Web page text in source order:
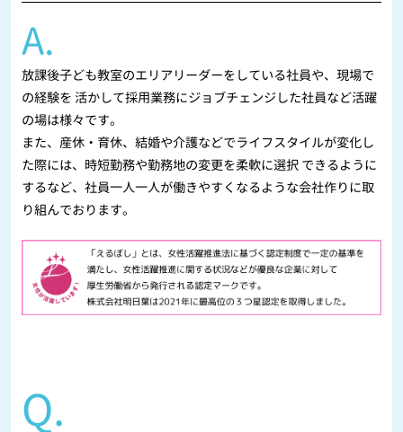
A.
放課後子ども教室のエリアリーダーをしている社員や、現場で
の経験を 活かして採用業務にジョブチェンジした社員など活躍
の場は様々です。
また、産休・育休、結婚や介護などでライフスタイルが変化し
た際には、時短勤務や勤務地の変更を柔軟に選択 できるように
するなど、社員一人一人が働きやすくなるような会社作りに取
り組んでおります。
Q.